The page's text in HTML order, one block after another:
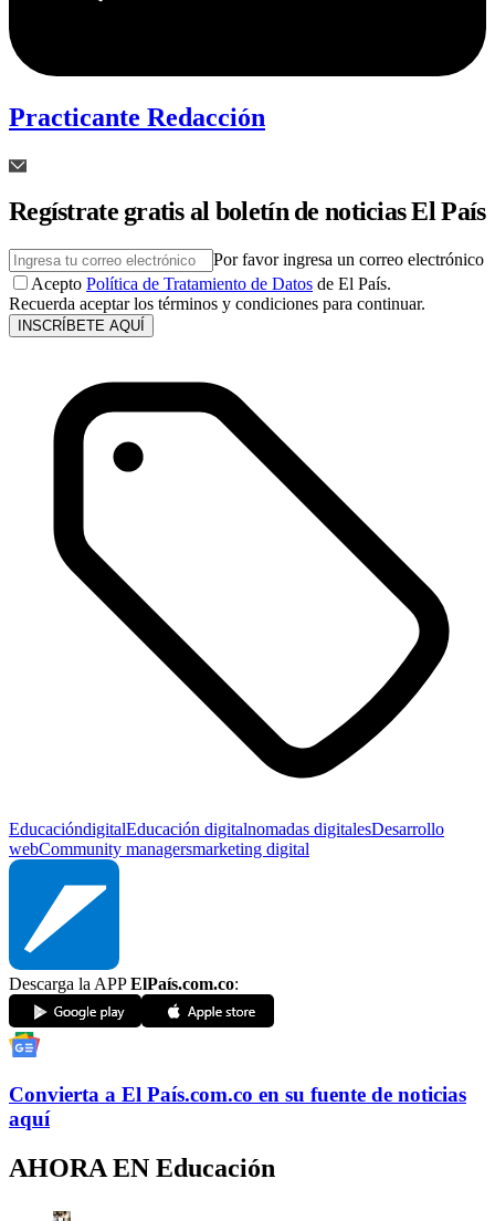
Practicante Redacción
Regístrate gratis al boletín de noticias El País
Por favor ingresa un correo electrónico
Acepto Política de Tratamiento de Datos de El País.
Recuerda aceptar los términos y condiciones para continuar.
INSCRÍBETE AQUÍ
EducacióndigitalEducación digitalnomadas digitalesDesarrollo
webCommunity managersmarketing digital
Descarga la APPElPaís.com.co:
Convierta a El País.com.co en su fuente de noticias
aquí
AHORA EN Educación